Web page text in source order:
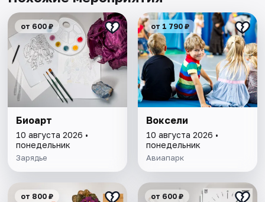
от 600 ₽
Биоарт
10 августа 2026 •
понедельник
Зарядье
от 1 790 ₽
Воксели
10 августа 2026 •
понедельник
Авиапарк
от 800 ₽ от 600 ₽